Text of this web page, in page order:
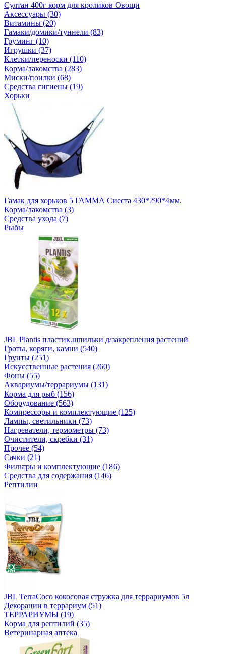
Султан 400г корм для кроликов Овощи
Аксессуары (30)
Витамины (20)
Гамаки/домики/туннели (83)
Груминг (10)
Игрушки (37)
Клетки/переноски (110)
Корма/лакомства (283)
Миски/поилки (68)
Средства гигиены (19)
Хорьки
Гамак для хорьков 5 ГАММА Сиеста 430*290*4мм.
Корма/лакомства (3)
Средства ухода (7)
Рыбы
JBL Plantis пластик.шпильки д/закрепления растений
Гроты, коряги, камни (540)
Грунты (251)
Искусственные растения (260)
Фоны (55)
Аквариумы/террариумы (131)
Корма для рыб (156)
Оборудование (563)
Компрессоры и комплектующие (125)
Лампы, светильники (73)
Нагреватели, термометры (73)
Очистители, скребки (31)
Прочее (54)
Сачки (21)
Фильтры и комплектующие (186)
Средства для содержания (146)
Рептилии
JBL TerraCoco кокосовая стружка для террариумов 5л
Декорации в террариум (51)
ТЕРРАРИУМЫ (19)
Корма для рептилий (35)
Ветеринарная аптека